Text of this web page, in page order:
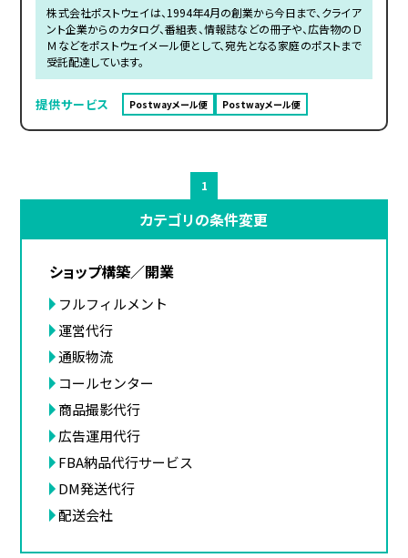
株式会社ポストウェイは、1994年4月の創業から今日まで、クライア
ント企業からのカタログ、番組表、情報誌などの冊子や、広告物のＤ
Ｍなどをポストウェイメール便として、宛先となる家庭のポストまで
受託配達しています。
提供サービス Postwayメール便 Postwayメール便
1
カテゴリの条件変更
ショップ構築／開業
フルフィルメント
運営代行
通販物流
コールセンター
商品撮影代行
広告運用代行
FBA納品代行サービス
DM発送代行
配送会社